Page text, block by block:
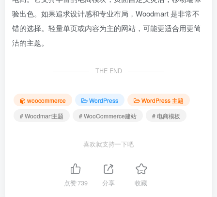
验出色。如果追求设计感和专业布局，Woodmart 是非常不
错的选择。轻量单页或内容为主的网站，可能更适合用更简
洁的主题。
THE END
woocommerce WordPress
WordPress 主题
# Woodmart主题
# WooCommerce建站 # 电商模板
喜欢就支持一下吧
点赞739 分享 收藏